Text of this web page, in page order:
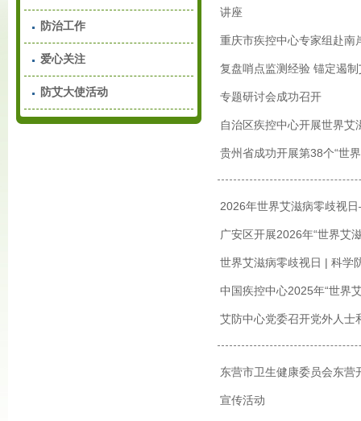
防治工作
爱心关注
防艾大使活动
讲座
重庆市疾控中心专家组赴南
复盘哨点监测经验 锚定遏
专题研讨会成功召开
自治区疾控中心开展世界艾
贵州省成功开展第38个“世
2026年世界艾滋病零歧视
广安区开展2026年“世界艾
世界艾滋病零歧视日 | 科学
中国疾控中心2025年“世界
艾防中心党委召开党外人士
东营市卫生健康委员会东营
宣传活动